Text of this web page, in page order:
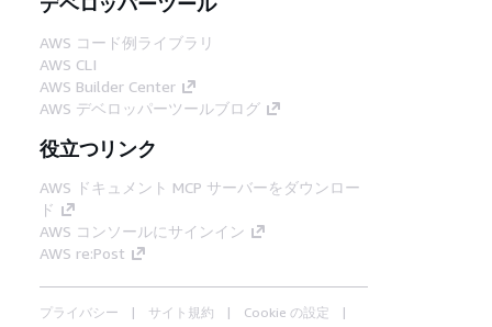
AWS コード例ライブラリ
AWS CLI
AWS Builder Center
AWS デベロッパーツールブログ
役立つリンク
AWS ドキュメント MCP サーバーをダウンロー
ド
AWS コンソールにサインイン
AWS re:Post
プライバシー サイト規約
Cookie の設定